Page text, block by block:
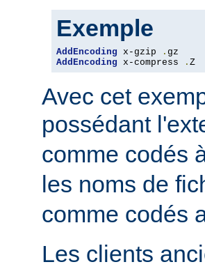
Exemple
AddEncoding x-gzip .
AddEncoding x-compress . Z
Avec cet
possédant
comme codés
les noms de
comme codés
Les clients